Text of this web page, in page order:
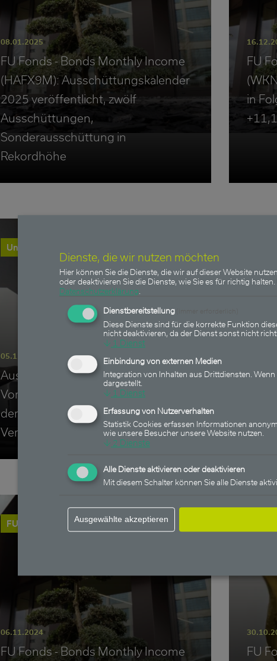
08.01.2025
FU Fonds - Bonds Monthly Income
(HAFX9M): Ausschüttungskalender
2025 veröffentlicht, zwölf
Ausschüttungen,
Sonderausschüttung in
Rekordhöhe
FU
in
Unternehmen
05.12.2024
Ausschüttungen erhalten statt
Vorabpauschale bezahlen: FU Fonds
der Heemann
Vermögensverwaltung AG
FU
FU Fonds - Bonds Monthly Income
06.11.2024
FU Fonds - Bonds Monthly Income
FU
FU
Dienste, die wir nutzen möchten
Hier können Sie die Dienste, die wir auf dieser Website
oder deaktivieren Sie die Dienste, wie Sie es für richtig halten.
Datenschutzerklärung.
Dienstbereitstellung
Diese Dienste sind für die korrekte Funktion
nicht deaktivieren, da der Dienst sonst nicht
↓ 1 Dienst
Einbindung von externen Medien
Integration von Inhalten aus Drittdiensten.
dargestellt.
↓ 1 Dienst
Erfassung von Nutzerverhalten
Statistik Cookies erfassen Informationen
wie unsere Besucher unsere Website nutzen.
↓ 2 Dienste
Alle Dienste aktivieren oder deaktivieren
Mit diesem Schalter können Sie alle Dienste
Ausgewählte akzeptieren